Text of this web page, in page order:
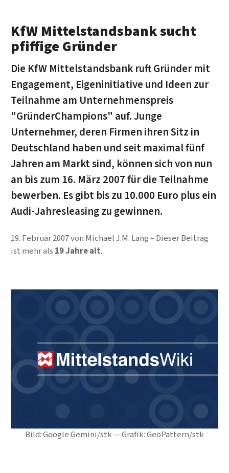
Bild: Google Gemini/stk — Grafik: GeoPattern/stk
KfW Mittelstandsbank sucht
pfiffige Gründer
Die KfW Mittelstandsbank ruft Gründer mit
Engagement, Eigeninitiative und Ideen zur
Teilnahme am Unternehmenspreis
"GründerChampions" auf. Junge
Unternehmer, deren Firmen ihren Sitz in
Deutschland haben und seit maximal fünf
Jahren am Markt sind, können sich von nun
an bis zum 16. März 2007 für die Teilnahme
bewerben. Es gibt bis zu 10.000 Euro plus ein
Audi-Jahresleasing zu gewinnen.
19. Februar 2007von Michael J.M. Lang
Dieser Beitrag
ist mehr als 19 Jahre alt.